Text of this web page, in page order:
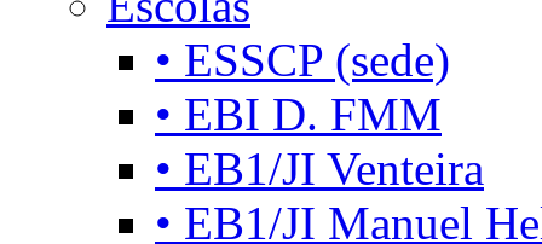
• ESSCP (sede)
• EBI D. FMM
• EB1/JI Venteira
• EB1/JI Manuel